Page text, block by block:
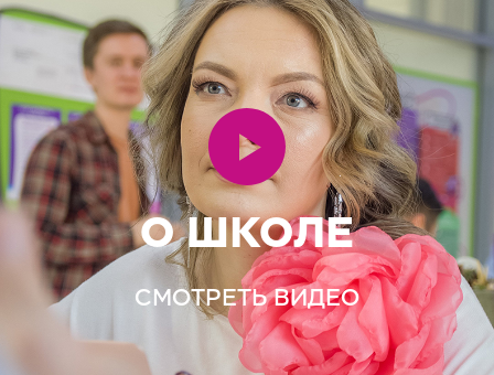
О ШКОЛЕ
СМОТРЕТЬ ВИДЕО